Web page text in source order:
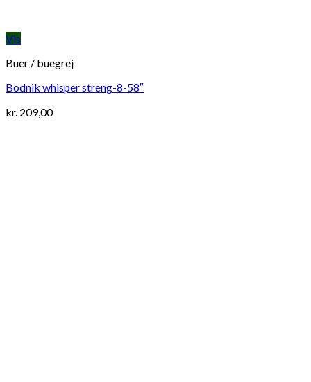
Vis
Buer / buegrej
Bodnik whisper streng-8-58″
kr. 209,00